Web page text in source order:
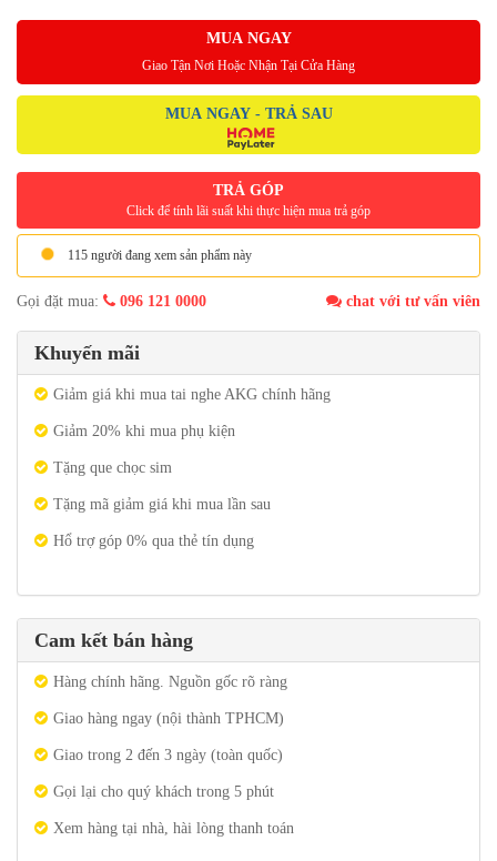
MUA NGAY
Giao Tận Nơi Hoặc Nhận Tại Cửa Hàng
MUA NGAY - TRẢ SAU
TRẢ GÓP
Click để tính lãi suất khi thực hiện mua trả góp
115 người đang xem sản phẩm này
Gọi đặt mua: 096 121 0000 chat với tư vấn viên
Khuyến mãi
Giảm giá khi mua tai nghe AKG chính hãng
Giảm 20% khi mua phụ kiện
Tặng que chọc sim
Tặng mã giảm giá khi mua lần sau
Hổ trợ góp 0% qua thẻ tín dụng
Cam kết bán hàng
Hàng chính hãng. Nguồn gốc rõ ràng
Giao hàng ngay (nội thành TPHCM)
Giao trong 2 đến 3 ngày (toàn quốc)
Gọi lại cho quý khách trong 5 phút
Xem hàng tại nhà, hài lòng thanh toán